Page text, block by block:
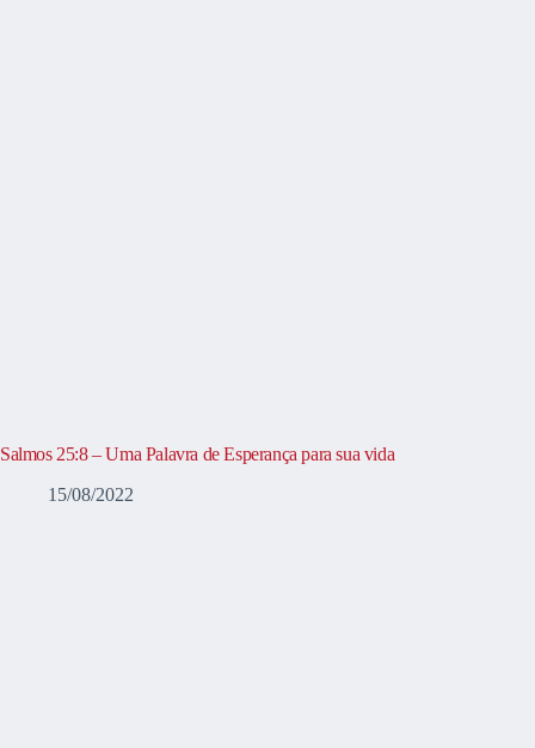
Salmos 25:8 – Uma Palavra de Esperança para sua vida
15/08/2022